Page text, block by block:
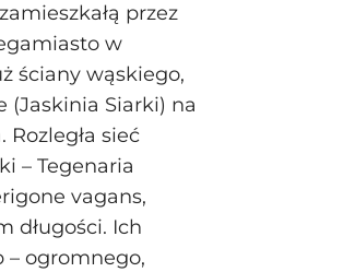
przez
w
ściany wąskiego,
(Jaskinia Siarki) na
sieć
– Tegenaria
vagans,
długości. Ich
– ogromnego,